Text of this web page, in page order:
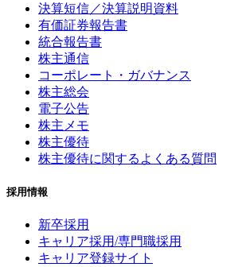
決算短信／決算説明資料
有価証券報告書
統合報告書
株主通信
コーポレート・ガバナンス
株主総会
電子公告
株主メモ
株主優待
株主優待に関するよくある質問
採用情報
新卒採用
キャリア採用/専門職採用
キャリア登録サイト